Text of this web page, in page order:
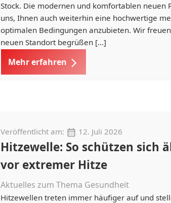
Stock. Die modernen und komfortablen neuen
uns, Ihnen auch weiterhin eine hochwertige
optimalen Bedingungen anzubieten. Wir
neuen Standort begrüßen […]
Mehr erfahren
Veröffentlicht am: 12. Juli 2026
Hitzewelle: So schützen sich
vor extremer Hitze
Aktuelles zum Thema Gesundheit
Hitzewellen treten immer häufiger auf und